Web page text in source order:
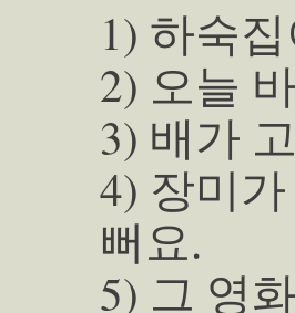
1) 하숙
2) 오늘
3) 배가
4) 장미
뻐요.
5) 그 영